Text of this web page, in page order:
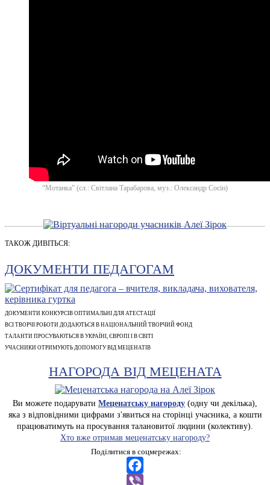
“Мотанка” (сл.: Світлана Тарабарова, муз.: Олександр Сосін)
ТАКОЖ ДИВІТЬСЯ:
ДОКУМЕНТИ ПЕДАГОГАМ
ДОКУМЕНТИ КОНКУРСІВ ОПТИМАЛЬНІ ДЛЯ АТЕСТАЦІЇ
ВСІ ТВОРЧІ РОБОТИ ДОДАЮТЬСЯ В НАЦІОНАЛЬНИЙ ТВОРЧИЙ ФОНД
ТАЛАНТИ ПРОСУВАЮТЬСЯ В УКРАЇНІ, ЄВРОПІ І В СВІТІ
УЧАСНИКИ ОТРИМУЮТЬ ДОПОМОГУ ВІД МЕЦЕНАТІВ
НАГОРОДА ВІД МЕЦЕНАТА
Ви можете подарувати Меценатську нагороду (одну чи декілька),
яка з відповідними цифрами з'явиться на сторінці учасника, а кошти
працюватимуть на просування талановитої людини (колективу).
Хто вже отримав меценатську нагороду?
Поділитися в соцмережах:
Facebook